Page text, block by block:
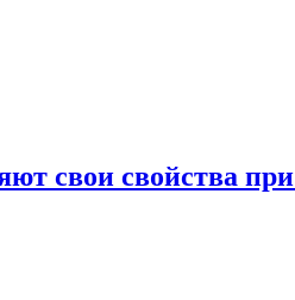
свои свойства